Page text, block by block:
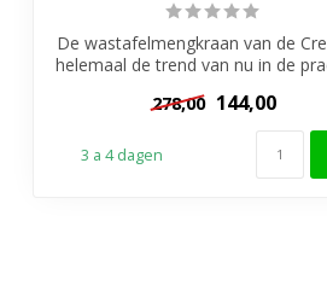
De wastafelmengkraan van de
helemaal de trend van nu in de
278,00 144,00
3 a 4 dagen